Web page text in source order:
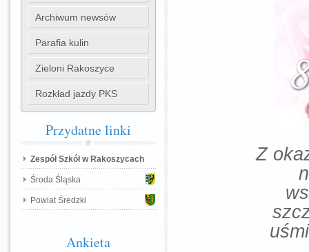
Z
Archiwum newsów
Parafia kulin
Zieloni Rakoszyce
Rozkład jazdy PKS
Przydatnelinki
Zespół Szkół w Rakoszycach
Środa Śląska
Powiat Średzki
Ankieta